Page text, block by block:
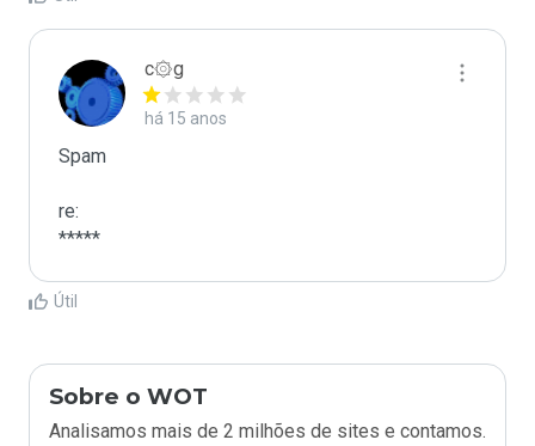
c۞g
há 15 anos
Spam
re:
*****
Útil
Sobre o WOT
Analisamos mais de 2 milhões de sites e contamos.